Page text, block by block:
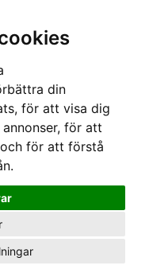
din
för att visa dig
för att
för att förstå
FLUGA - LJUS LILA